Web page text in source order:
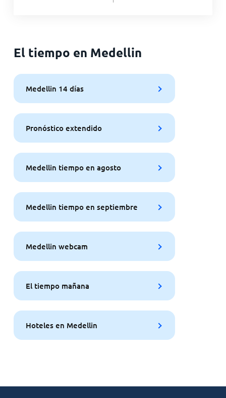
El tiempo en Medellin
Medellin 14 días
Pronóstico extendido
Medellin tiempo en agosto
Medellin tiempo en septiembre
Medellin webcam
El tiempo mañana
Hoteles en Medellin